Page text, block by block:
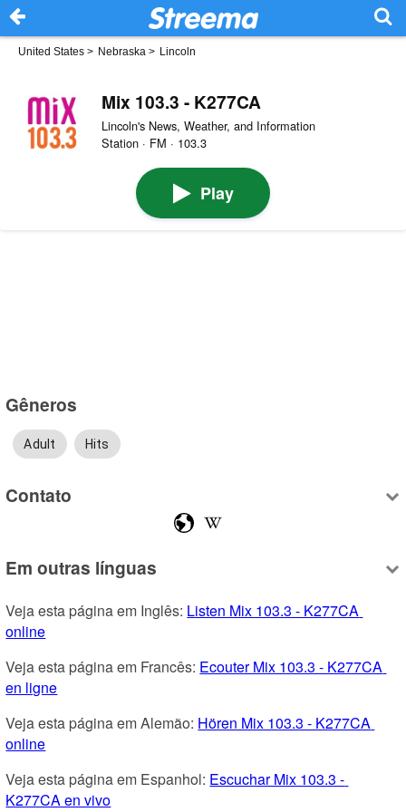
United States > Nebraska > Lincoln
Mix 103.3 - K277CA
Lincoln's News, Weather, and Information
Station · FM · 103.3
Play
Gêneros
Adult Hits
Contato
Em outras línguas
Veja esta página em Inglês: Listen Mix 103.3 - K277CA
online
Veja esta página em Francês: Ecouter Mix 103.3 - K277CA
en ligne
Veja esta página em Alemão: Hören Mix 103.3 - K277CA
online
Veja esta página em Espanhol: Escuchar Mix 103.3 -
K277CA en vivo